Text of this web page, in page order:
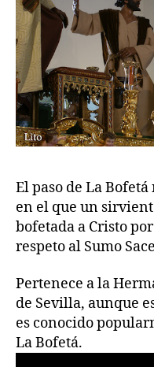
El paso de La
en el que un
bofetada a Cristo
respeto al Sumo
Pertenece a la
de Sevilla, aunque
es conocido
La Bofetá.